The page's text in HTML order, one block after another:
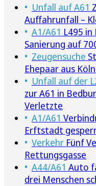
Unfall auf A61
Auffahrunfall –
A1/A61 L495
Sanierung auf
Zeugensuche
Ehepaar aus
Unfall auf der
zur A61 in
Verletzte
A1/A61
Erftstadt
Verkehr Fünf
Rettungsgasse
A44/A61 Auto
drei Menschen